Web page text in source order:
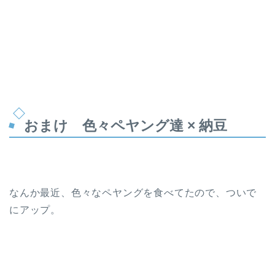
おまけ 色々ペヤング達 × 納豆
なんか最近、色々なペヤングを食べてたので、ついで
にアップ。